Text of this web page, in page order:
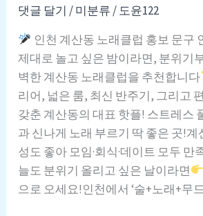
노
클
럽
–
분
위
기,
음
향,
가
댓글 달기 /미분류 /도윤122
인천 계산동 노래클럽 홍보 문구
제대로 놀고 싶은 밤이라면, 분위기
벽한 계산동 노래클럽을 추천합니다
리어, 넓은 룸, 최신 반주기, 그리고
갖춘 계산동의 대표 핫플! 스트레스
과 신나게 노래 부르기 딱 좋은 곳!
성도 좋아 모임·회식·데이트 모두 만
늘도 분위기 올리고 싶은 날이라면
으로 오세요!인천에서 ‘술+노래+무